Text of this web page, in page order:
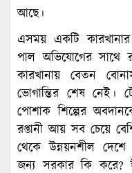
আছে।
এসময় একটি
পাল অভিযোগের সাথে
কারখানায় বেতন
ভোগান্তির শেষ নেই।
পোশাক শিল্পের
রপ্তানী আয় সব চেয়ে
থেকে উন্নয়নশীল দেশে
জন্য সরকার কি করে?